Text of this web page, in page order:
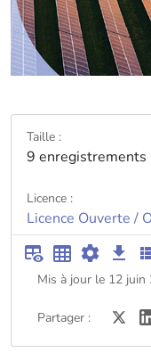
Taille :
9
Licence :
Licence Ouverte /
Mis à jour le 12 juin
Partager :